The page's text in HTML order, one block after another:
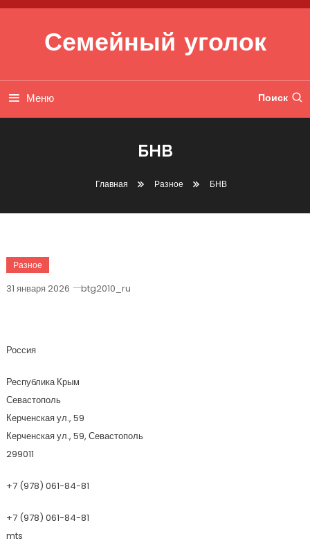
Перейти к содержимому
Семейный уголок
Меню Поиск
БНВ
Главная Разное БНВ
Разное
31 января 2026 btg2010_ru
Россия
Республика Крым
Севастополь
Керченская ул., 59
Керченская ул., 59, Севастополь
299011
+7 (978) 061-84-81
+7 (978) 061-84-81
mts